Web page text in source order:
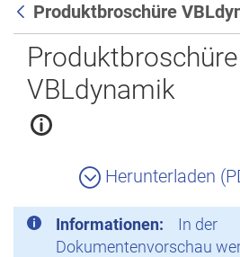
Zurück
Produktbroschüre
Produktbroschüre
VBLdynamik
Herunterladen
Informationen:
In der
Dokumentenvorschau